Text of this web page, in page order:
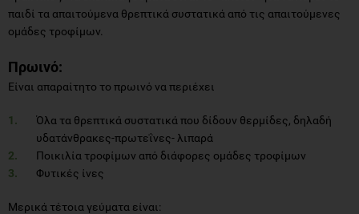
παιδί τα απαιτούμενα θρεπτικά συστατικά από τις απαιτούμενες
ομάδες τροφίμων.
Πρωινό:
Είναι απαραίτητο το πρωινό να περιέχει
Όλα τα θρεπτικά συστατικά που δίδουν θερμίδες, δηλαδή
υδατάνθρακες-πρωτεΐνες- λιπαρά
Ποικιλία τροφίμων από διάφορες ομάδες τροφίμων
Φυτικές ίνες
Μερικά τέτοια γεύματα είναι: